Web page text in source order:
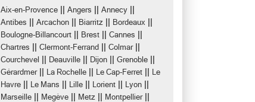
Aix-en-Provence Angers Annecy
Antibes Arcachon Biarritz Bordeaux
Boulogne-Billancourt Brest Cannes
Chartres Clermont-Ferrand Colmar||
Courchevel Deauville Dijon Grenoble
Gérardmer|| La Rochelle Le Cap-Ferret
Le
Havre
Le Mans Lille Lorient Lyon
Marseille Megève Metz Montpellier||